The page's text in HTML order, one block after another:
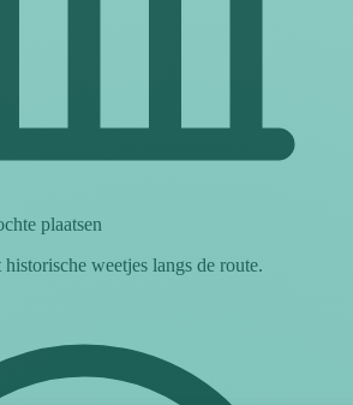
plaatsen
weetjes langs de route.